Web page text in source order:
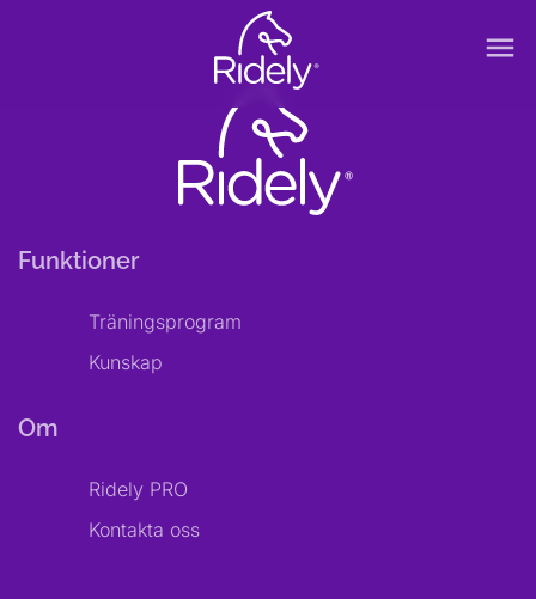
menu
Funktioner
Träningsprogram
Kunskap
Om
Ridely PRO
Kontakta oss